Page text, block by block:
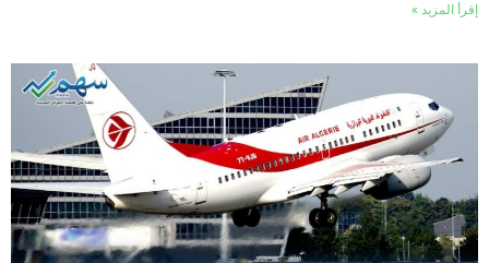
إقرأ المزيد »